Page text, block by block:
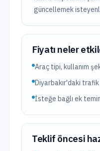
güncellemek
Fiyatı neler
Araç tipi, kullanım
Diyarbakır'daki trafik
İsteğe bağlı ek
Teklif öncesi